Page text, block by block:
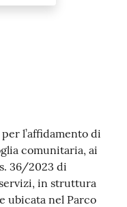
l’affidamento di
comunitaria, ai
36/2023 di
in struttura
ubicata nel Parco